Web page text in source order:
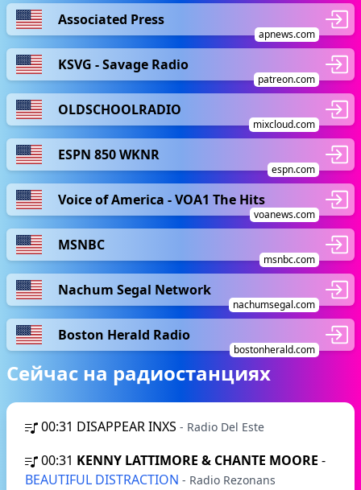
Associated Press
apnews.com
KSVG - Savage Radio
patreon.com
OLDSCHOOLRADIO
mixcloud.com
ESPN 850 WKNR
espn.com
Voice of America - VOA1 The Hits
voanews.com
MSNBC
msnbc.com
Nachum Segal Network
nachumsegal.com
Boston Herald Radio
bostonherald.com
Сейчас на радиостанциях
00:31 DISAPPEAR INXS - Radio Del Este
00:31 KENNY LATTIMORE & CHANTE MOORE -
BEAUTIFUL DISTRACTION - Radio Rezonans